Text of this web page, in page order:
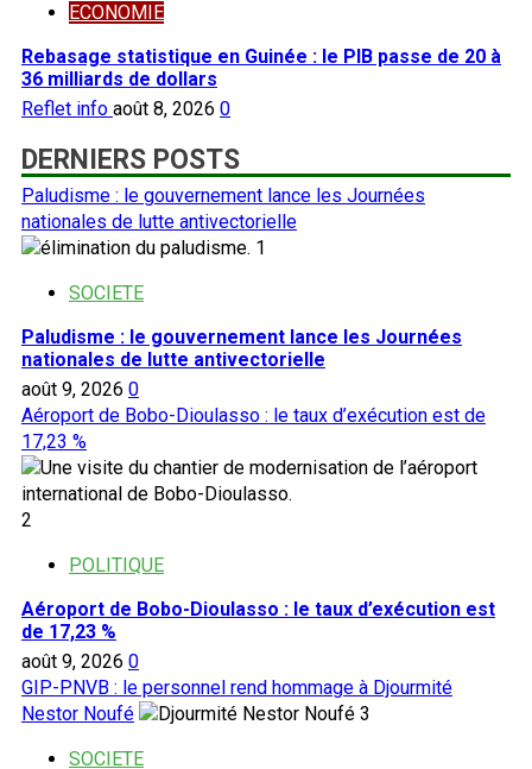
ECONOMIE
Rebasage statistique en Guinée : le PIB passe de 20 à
36 milliards de dollars
Reflet info août 8, 2026 0
DERNIERS POSTS
Paludisme : le gouvernement lance les Journées
nationales de lutte antivectorielle
1
SOCIETE
Paludisme : le gouvernement lance les Journées
nationales de lutte antivectorielle
août 9, 2026 0
Aéroport de Bobo-Dioulasso : le taux d’exécution est de
17,23 %
2
POLITIQUE
Aéroport de Bobo-Dioulasso : le taux d’exécution est
de 17,23 %
août 9, 2026 0
GIP-PNVB : le personnel rend hommage à Djourmité
Nestor Noufé
3
SOCIETE